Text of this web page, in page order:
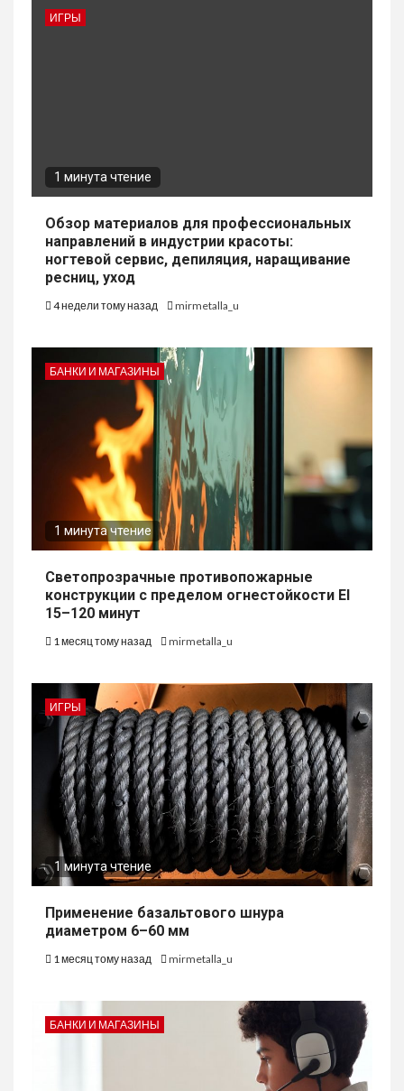
ИГРЫ
1 минута чтение
Обзор материалов для профессиональных
направлений в индустрии красоты:
ногтевой сервис, депиляция, наращивание
ресниц, уход
4 недели тому назад mirmetalla_u
БАНКИ И МАГАЗИНЫ
1 минута чтение
Светопрозрачные противопожарные
конструкции с пределом огнестойкости EI
15–120 минут
1 месяц тому назад mirmetalla_u
ИГРЫ
1 минута чтение
Применение базальтового шнура
диаметром 6–60 мм
1 месяц тому назад mirmetalla_u
БАНКИ И МАГАЗИНЫ